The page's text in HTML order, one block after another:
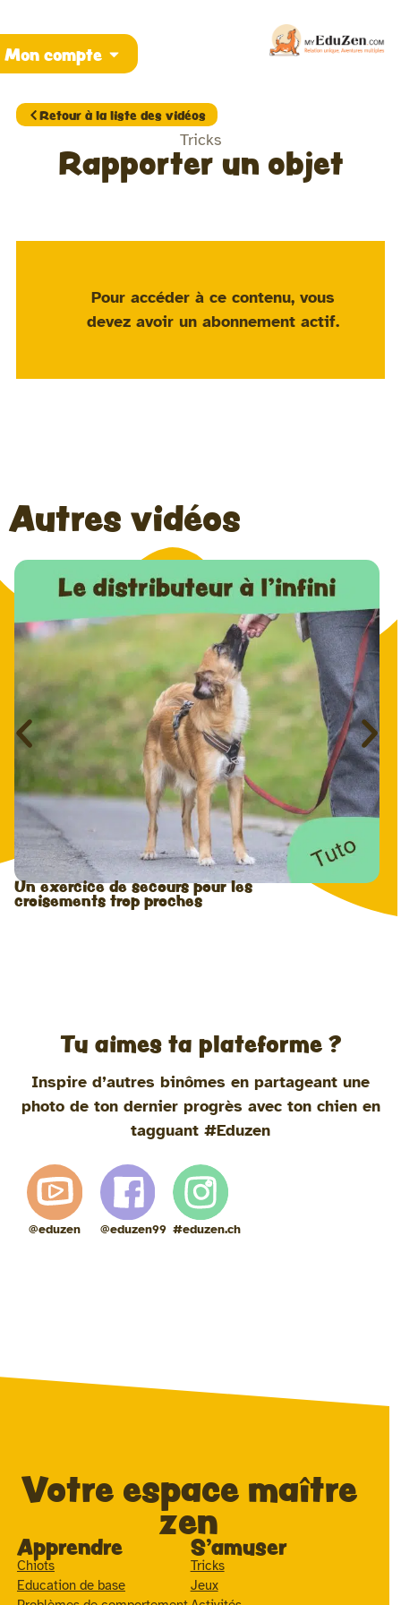
Mon compte
Retour à la liste des vidéos
Tricks
Rapporter un objet
Pour accéder à ce contenu, vous
devez avoir un abonnement actif.
Autres vidéos
Un exercice de secours pour les
croisements trop proches
Tu aimes ta plateforme ?
Inspire d’autres binômes en partageant une
photo de ton dernier progrès avec ton chien en
tagguant #Eduzen
@eduzen @eduzen99 #eduzen.ch
Votre espace maître
zen
Apprendre
Chiots
Education de base
S'amuser
Tricks
Jeux